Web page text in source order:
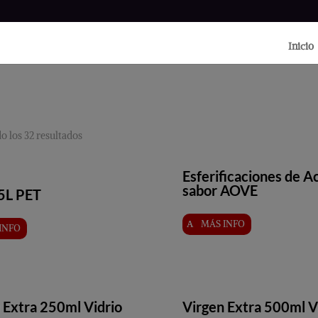
Inicio
los 32 resultados
PET
Esferificaciones de
sabor AOVE
MÁS INFO
Extra 250ml Vidrio Virgen Extra 500ml